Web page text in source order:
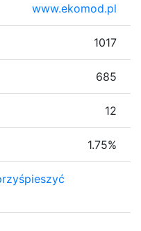
www.ekomod.pl
1017
685
12
1.75%